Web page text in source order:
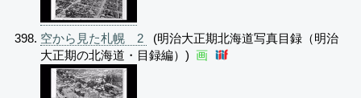
空から見た札幌 2
(明治大正期北海道写真目録（明治
大正期の北海道・目録編）) 画